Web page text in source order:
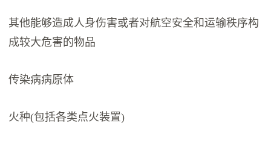
其他能够造成人身伤害或者对航空安全和运输秩序构
成较大危害的物品
传染病病原体
火种(包括各类点火装置)